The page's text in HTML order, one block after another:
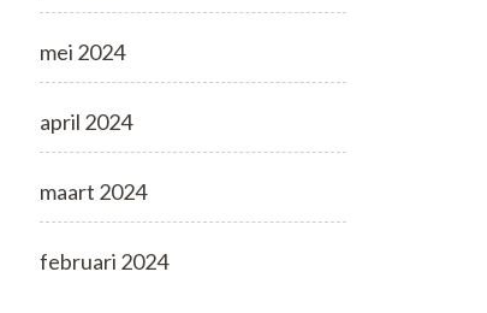
mei 2024
april 2024
maart 2024
februari 2024